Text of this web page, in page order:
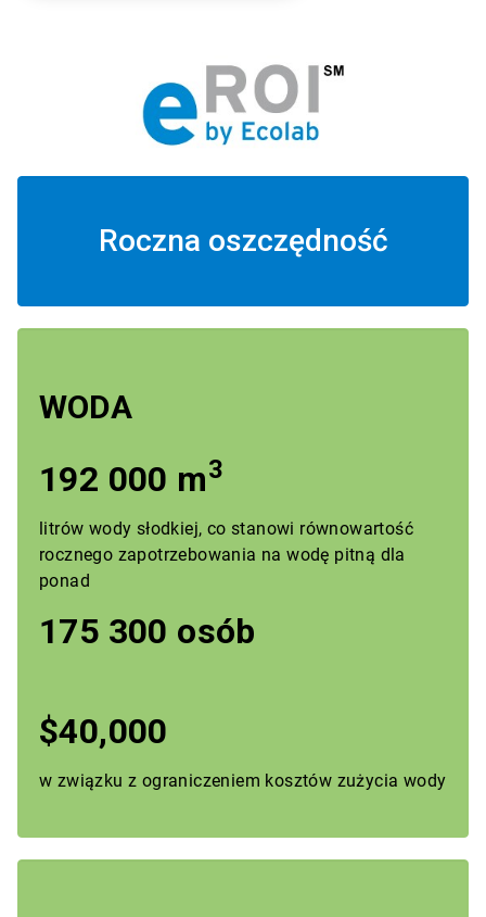
Roczna oszczędność
WODA
192 000 m3
litrów wody słodkiej, co stanowi równowartość
rocznego zapotrzebowania na wodę pitną dla
ponad
175 300 osób
$40,000
w związku z ograniczeniem kosztów zużycia wody